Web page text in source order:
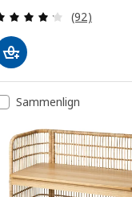
Anmeld:
(92)
Sammenlign